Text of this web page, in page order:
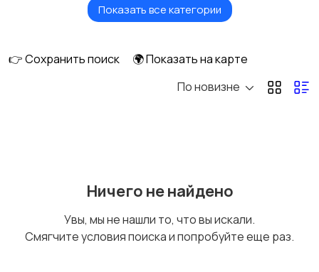
Кровати и матрасы Диваны и кресла
сигнализации
Показать все категории
👉 Сохранить поиск
🌍 Показать на карте
По новизне
Ничего не найдено
Увы, мы не нашли то, что вы искали.
Смягчите условия поиска и попробуйте еще раз.